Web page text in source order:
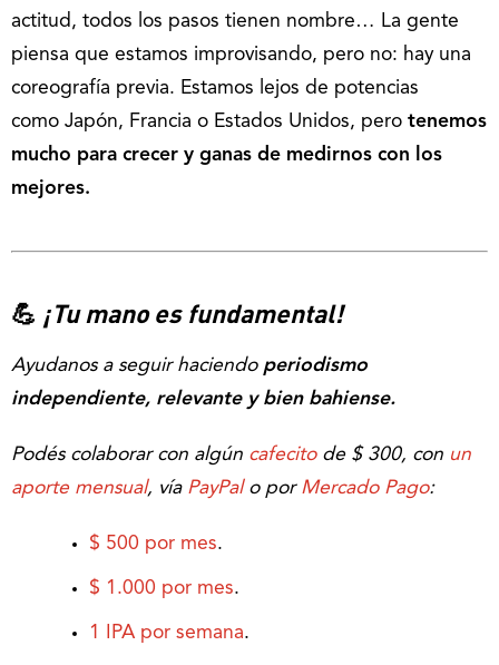
actitud, todos los pasos tienen nombre… La gente
piensa que estamos improvisando, pero no: hay una
coreografía previa. Estamos lejos de potencias
como Japón, Francia o Estados Unidos, pero tenemos
mucho para crecer y ganas de medirnos con los
mejores.
💪 ¡Tu mano es fundamental!
Ayudanos a seguir haciendo periodismo
independiente, relevante y bien bahiense.
Podés colaborar con algún cafecitode $ 300, con un
aporte mensual, víaPayPalo porMercado Pago:
$ 500 por mes.
$ 1.000 por mes.
1 IPA por semana.